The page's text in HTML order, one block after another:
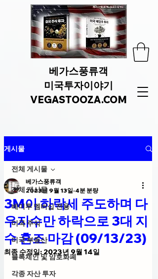
베가스풍류객
미국투자이야기
VEGASTOOZA.COM
게시물
전체 게시물
베미투 멤버십 전용
미국 주식
미국 부동산
블록체인 및 암호화폐
각종 자산 투자
전체 게시물
3M이 하락세 주도하며 다
우지수만 하락으로 3대 지
수 혼조 마감 (09/13/23)
베가스풍류객
2023년 9월 13일 4분 분량
최종 수정일:2023년 9월 14일